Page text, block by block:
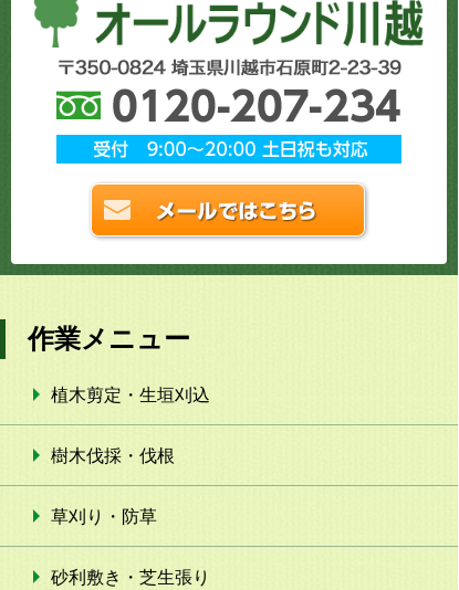
作業メニュー
植木剪定・生垣刈込
樹木伐採・伐根
草刈り・防草
砂利敷き・芝生張り